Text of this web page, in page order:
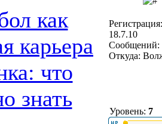
как
карьера
что
знать
Регистрация:
18.7.10
Сообщений:
Откуда:
Уровень: 7